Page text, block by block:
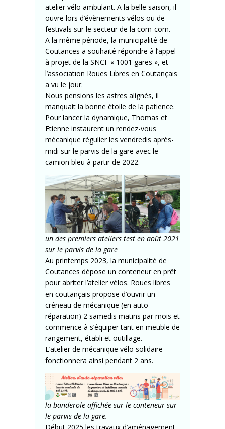
atelier vélo ambulant. A la belle saison, il
ouvre lors d’évènements vélos ou de
festivals sur le secteur de la com-com.
A la même période, la municipalité de
Coutances a souhaité répondre à l’appel
à projet de la SNCF « 1001 gares », et
l’association Roues Libres en Coutançais
a vu le jour.
Nous pensions les astres alignés, il
manquait la bonne étoile de la patience.
Pour lancer la dynamique, Thomas et
Etienne instaurent un rendez-vous
mécanique régulier les vendredis après-
midi sur le parvis de la gare avec le
camion bleu à partir de 2022.
un des premiers ateliers test en août 2021
sur le parvis de la gare
Au printemps 2023, la municipalité de
Coutances dépose un conteneur en prêt
pour abriter l’atelier vélos. Roues libres
en coutançais propose d’ouvrir un
créneau de mécanique (en auto-
réparation) 2 samedis matins par mois et
commence à s’équiper tant en meuble de
rangement, établi et outillage.
L’atelier de mécanique vélo solidaire
fonctionnera ainsi pendant 2 ans.
la banderole affichée sur le conteneur sur
le parvis de la gare.